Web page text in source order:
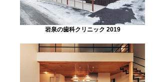
岩泉の歯科クリニック 2019